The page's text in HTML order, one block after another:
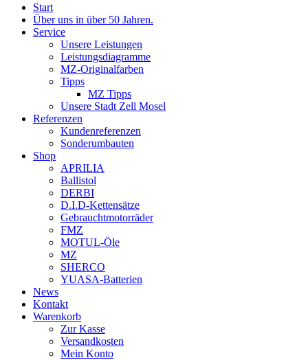
Start
Über uns in über 50 Jahren.
Service
Unsere Leistungen
Leistungsdiagramme
MZ-Originalfarben
Tipps
MZ Tipps
Unsere Stadt Zell Mosel
Referenzen
Kundenreferenzen
Sonderumbauten
Shop
APRILIA
Ballistol
DERBI
D.I.D-Kettensätze
Gebrauchtmotorräder
FMZ
MOTUL-Öle
MZ
SHERCO
YUASA-Batterien
News
Kontakt
Warenkorb
Zur Kasse
Versandkosten
Mein Konto